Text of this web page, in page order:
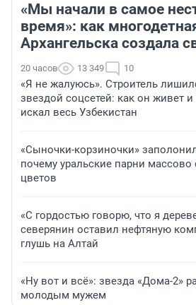
«Мы начали в самое
время»: как
Архангельска создала
20 часов 13 349 10
«Я не жалуюсь». Строитель
звездой соцсетей: как он живет
искал весь Узбекистан
«Сыночки-корзиночки»
почему уральские парни массово
цветов
«С гордостью говорю, что я
северянин оставил нефтяную
глушь на Алтай
«Ну вот и всё»: звезда «Дома-2»
молодым мужем